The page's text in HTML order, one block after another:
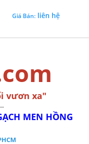
Giá Bán:liên hệ
xa"
MEN HỒNG